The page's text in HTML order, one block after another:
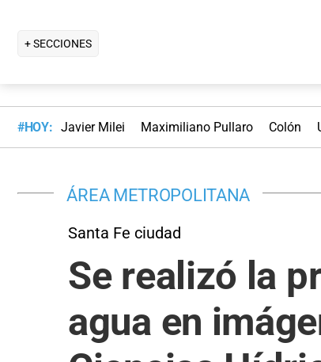
+ SECCIONES
#HOY: Javier Milei Maximiliano Pullaro Colón
ÁREA METROPOLITANA
Santa Fe ciudad
Se realizó la
agua en